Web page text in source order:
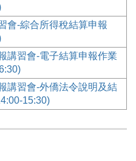
會-綜合所得稅結算申報
講習會-電子結算申報作業
講習會-外僑法令說明及結
15:30)